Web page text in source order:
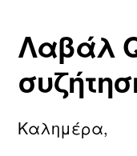
Λαβάλ
Καλημέρα,